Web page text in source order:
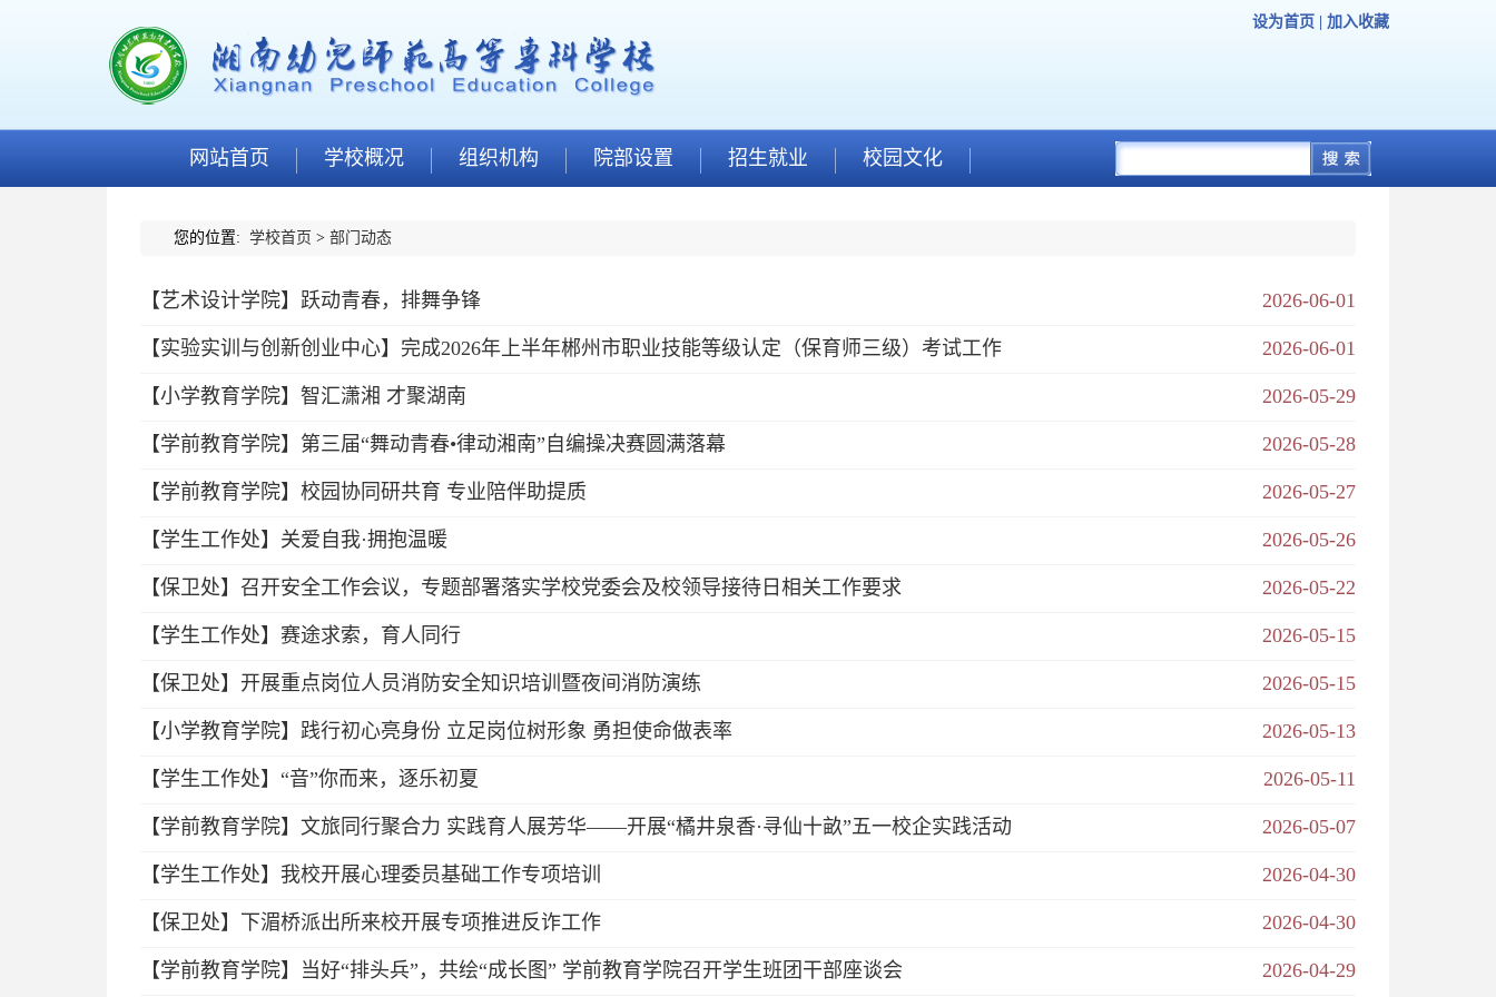
设为首页 加入收藏
网站首页 学校概况 组织机构 院部设置 招生就业 校园文化
您的位置: 学校首页 > 部门动态
2026-06-01
【艺术设计学院】跃动青春，排舞争锋
2026-06-01
【实验实训与创新创业中心】完成2026年上半年郴州市职业技能等级认定（保育师三级）考试工作
2026-05-29
【小学教育学院】智汇潇湘 才聚湖南
2026-05-28
【学前教育学院】第三届“舞动青春•律动湘南”自编操决赛圆满落幕
2026-05-27
【学前教育学院】校园协同研共育 专业陪伴助提质
2026-05-26
【学生工作处】关爱自我·拥抱温暖
2026-05-22
【保卫处】召开安全工作会议，专题部署落实学校党委会及校领导接待日相关工作要求
2026-05-15
【学生工作处】赛途求索，育人同行
2026-05-15
【保卫处】开展重点岗位人员消防安全知识培训暨夜间消防演练
2026-05-13
【小学教育学院】践行初心亮身份 立足岗位树形象 勇担使命做表率
2026-05-11
【学生工作处】“音”你而来，逐乐初夏
2026-05-07
【学前教育学院】文旅同行聚合力 实践育人展芳华——开展“橘井泉香·寻仙十畝”五一校企实践活动
2026-04-30
【学生工作处】我校开展心理委员基础工作专项培训
2026-04-30
【保卫处】下湄桥派出所来校开展专项推进反诈工作
2026-04-29
【学前教育学院】当好“排头兵”，共绘“成长图” 学前教育学院召开学生班团干部座谈会